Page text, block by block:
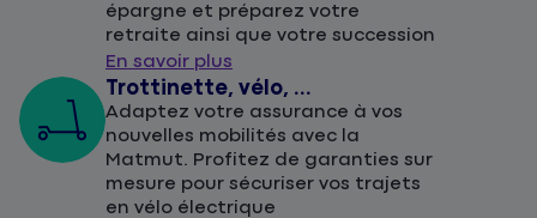
épargne et préparez votre
retraite ainsi que votre succession
En savoir plus
Trottinette, vélo, ...
Adaptez votre assurance à vos
nouvelles mobilités avec la
Matmut. Profitez de garanties sur
mesure pour sécuriser vos trajets
en vélo électrique